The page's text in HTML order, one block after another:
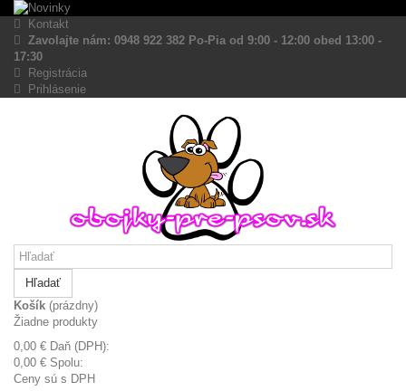
Kontakt
Zavolajte nám: 0948 922 382 Po-Pia od 9:00 - 12:00 obed 13:00 -
17:30
Registrácia
Prihlásenie
Hľadať
Košík (prázdny)
Žiadne produkty
0,00 € Daň (DPH):
0,00 € Spolu:
Ceny sú s DPH